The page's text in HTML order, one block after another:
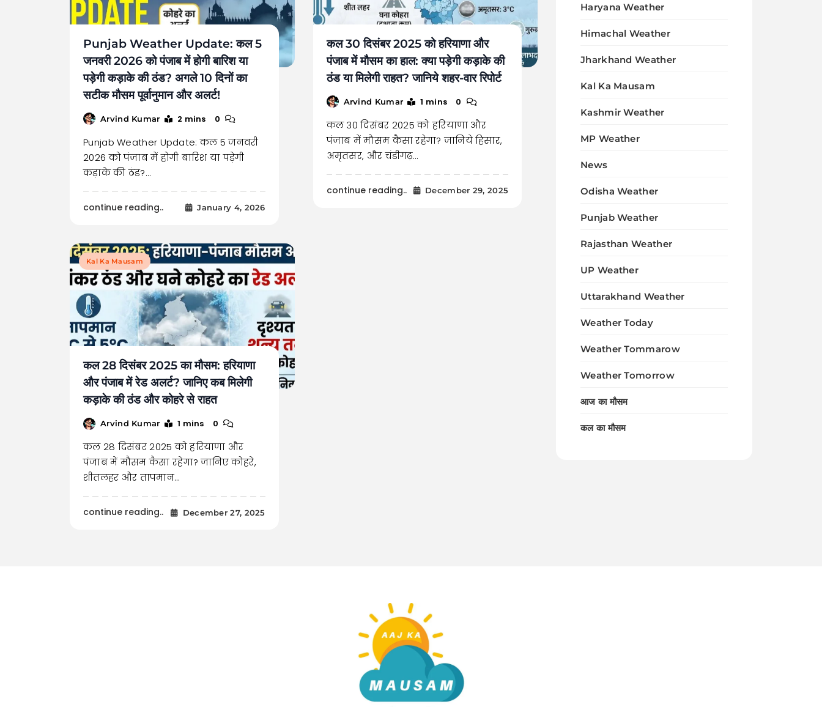
Punjab Weather Update: कल 5
जनवरी 2026 को पंजाब में होगी बारिश या
पड़ेगी कड़ाके की ठंड? अगले 10 दिनों का
सटीक मौसम पूर्वानुमान और अलर्ट!
Arvind Kumar 2 mins 0
Punjab Weather Update: कल 5 जनवरी
2026 को पंजाब में होगी बारिश या पड़ेगी
कड़ाके की ठंड?…
continue reading.. January 4, 2026
कल 30 दिसंबर 2025 को हरियाणा और
पंजाब में मौसम का हाल: क्या पड़ेगी कड़ाके की
ठंड या मिलेगी राहत? जानिये शहर-वार रिपोर्ट
Arvind Kumar 1 mins 0
कल 30 दिसंबर 2025 को हरियाणा और
पंजाब में मौसम कैसा रहेगा? जानिये हिसार,
अमृतसर, और चंडीगढ़…
continue reading.. December 29, 2025
Kal Ka Mausam
कल 28 दिसंबर 2025 का मौसम: हरियाणा
और पंजाब में रेड अलर्ट? जानिए कब मिलेगी
कड़ाके की ठंड और कोहरे से राहत
Arvind Kumar 1 mins 0
कल 28 दिसंबर 2025 को हरियाणा और
पंजाब में मौसम कैसा रहेगा? जानिए कोहरे,
शीतलहर और तापमान…
continue reading.. December 27, 2025
Haryana Weather
Himachal Weather
Jharkhand Weather
Kal Ka Mausam
Kashmir Weather
MP Weather
News
Odisha Weather
Punjab Weather
Rajasthan Weather
UP Weather
Uttarakhand Weather
Weather Today
Weather Tommarow
Weather Tomorrow
आज का मौसम
कल का मौसम